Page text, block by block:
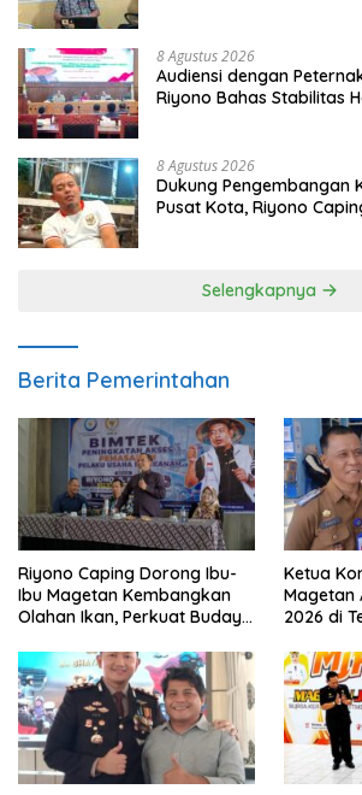
8 Agustus 2026
Audiensi dengan
Riyono Bahas Stabilitas
8 Agustus 2026
Dukung Pengembangan
Pusat Kota, Riyono
Selengkapnya
Berita Pemerintahan
Riyono Caping Dorong Ibu-
Ibu Magetan Kembangkan
Olahan Ikan, Perkuat Budaya
Ketua
Magetan
2026 di